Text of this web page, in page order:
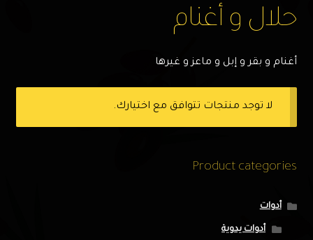
English
حلال و أغنام
أغنام و بقر و إبل و ماعز و غيرها
لا توجد منتجات تتوافق مع اختيارك.
Product categories
أدوات
أدوات يدوية